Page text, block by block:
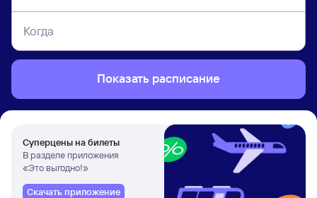
Когда
Показать расписание
Суперцены на билеты
В разделе приложения
«Это выгодно!»
Скачать приложение